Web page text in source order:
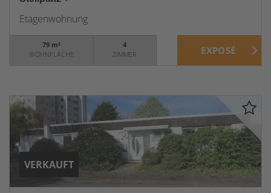
Etagenwohnung
79 m²
WOHNFLÄCHE
4
ZIMMER
VERKAUFT